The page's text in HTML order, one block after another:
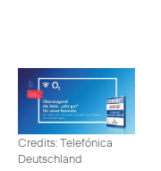
Credits: Telefónica
Deutschland